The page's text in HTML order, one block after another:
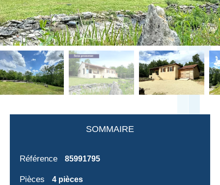
SOMMAIRE
Référence 85991795
Pièces 4 pièces